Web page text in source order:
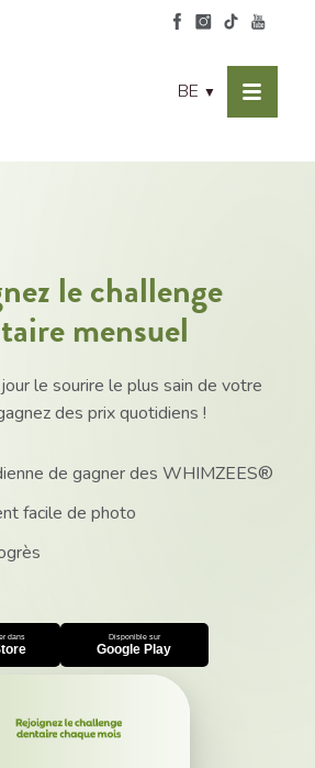
BE ▼
le challenge
mensuel
le sourire le plus sain de votre
des prix quotidiens !
de gagner des WHIMZEES®
facile de photo
dans Disponible sur
Google Play